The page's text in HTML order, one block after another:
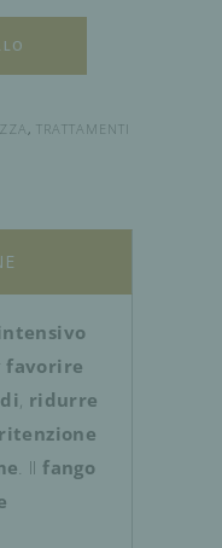
, TRATTAMENTI
favorire
ridurre
. Il fango